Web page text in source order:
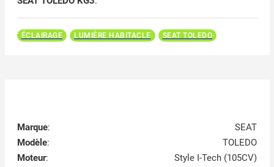
ÉCLAIRAGE LUMIÈRE HABITACLE SEAT TOLEDO
Marque:
SEAT
Modèle:
TOLEDO
Moteur:
Style I-Tech (105CV)